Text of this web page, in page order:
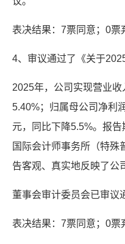
表决结果：7票同意；0票
4、审议通过了《关于
2025年，公司实现营业
5.40%；归属母公司净利
元，同比下降5.5%。报
国际会计师事务所（特
告客观、真实地反映了公
董事会审计委员会已审议
表决结果：7票同意；0票